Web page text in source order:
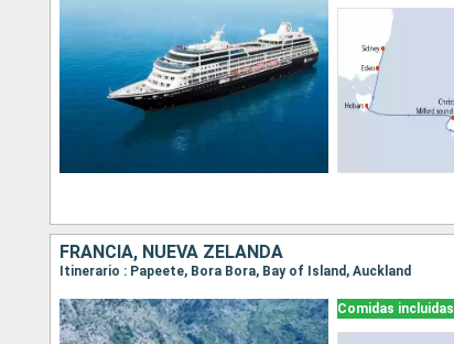
FRANCIA, NUEVA ZELANDA
Itinerario : Papeete, Bora Bora, Bay of Island, Auckland
Comidas incluidas